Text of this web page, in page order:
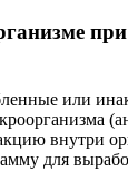
или
внутри
для